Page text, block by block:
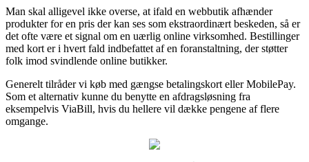
Man skal alligevel ikke overse, at ifald en webbutik afhænder
produkter for en pris der kan ses som ekstraordinært beskeden, så er
det ofte være et signal om en uærlig online virksomhed. Bestillinger
med kort er i hvert fald indbefattet af en foranstaltning, der støtter
folk imod svindlende online butikker.
Generelt tilråder vi køb med gængse betalingskort eller MobilePay.
Som et alternativ kunne du benytte en afdragsløsning fra
eksempelvis ViaBill, hvis du hellere vil dække pengene af flere
omgange.